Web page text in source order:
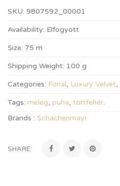
SKU: 9807592_00001
Availability: Elfogyott
Size: 75 m
Shipping Weight: 100 g
Categories: Fonal, Luxury Velvet,
Tags: meleg, puha, törtfehér.
Brands : Schachenmayr
SHARE: